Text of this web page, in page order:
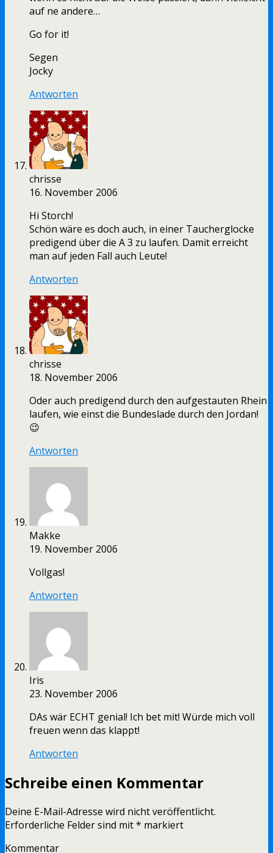
auf ne andere…
Go for it!
Segen
Jocky
Antworten
chrisse
16. November 2006
Hi Storch!
Schön wäre es doch auch, in einer Taucherglocke
predigend über die A 3 zu laufen. Damit erreicht
man auf jeden Fall auch Leute!
Antworten
chrisse
18. November 2006
Oder auch predigend durch den aufgestauten Rhein
laufen, wie einst die Bundeslade durch den Jordan!
😉
Antworten
Makke
19. November 2006
Vollgas!
Antworten
Iris
23. November 2006
DAs wär ECHT genial! Ich bet mit! Würde mich voll
freuen wenn das klappt!
Antworten
Schreibe einen Kommentar
Deine E-Mail-Adresse wird nicht veröffentlicht.
Erforderliche Felder sind mit* markiert
Kommentar